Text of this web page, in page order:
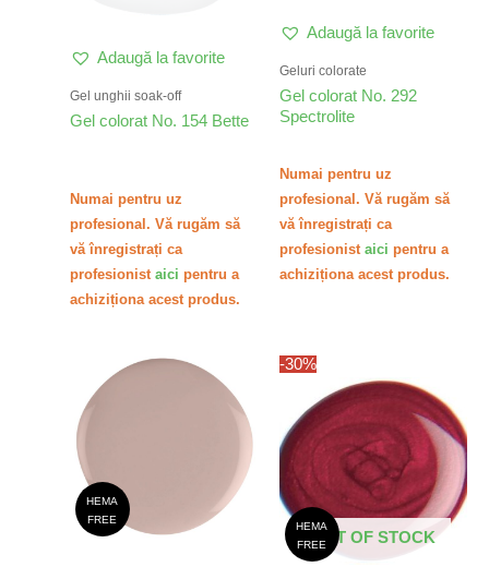
Adaugă la favorite
Gel unghii soak-off
Gel colorat No. 154 Bette
Numai pentru uz
profesional. Vă rugăm să
vă înregistrați ca
profesionist aici pentru a
achiziționa acest produs.
Adaugă la favorite
Geluri colorate
Gel colorat No. 292
Spectrolite
Numai pentru uz
profesional. Vă rugăm să
vă înregistrați ca
profesionist aici pentru a
achiziționa acest produs.
HEMA
FREE
-30%
HEMA
FREEOUT OF STOCK